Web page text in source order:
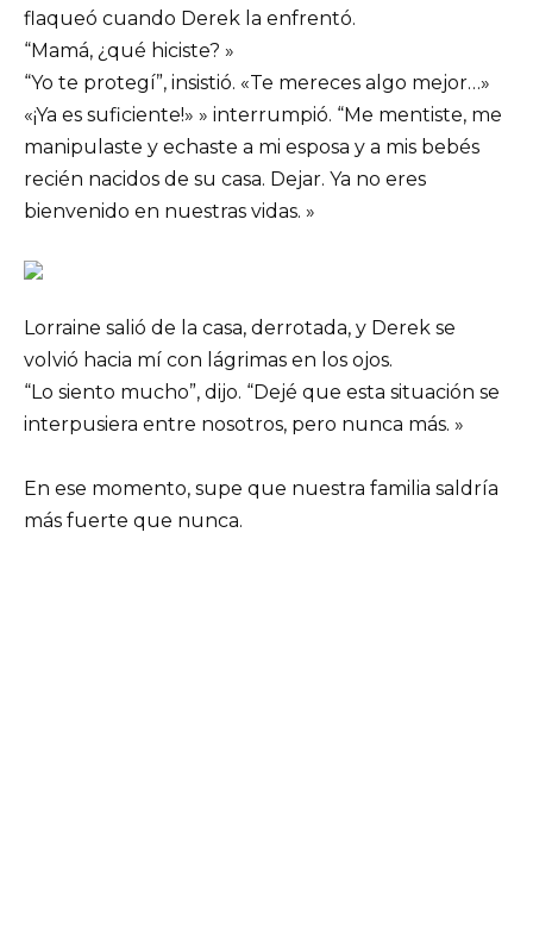
flaqueó cuando Derek la enfrentó.
“Mamá, ¿qué hiciste? »
“Yo te protegí”, insistió. «Te mereces algo mejor…»
«¡Ya es suficiente!» » interrumpió. “Me mentiste, me
manipulaste y echaste a mi esposa y a mis bebés
recién nacidos de su casa. Dejar. Ya no eres
bienvenido en nuestras vidas. »
Lorraine salió de la casa, derrotada, y Derek se
volvió hacia mí con lágrimas en los ojos.
“Lo siento mucho”, dijo. “Dejé que esta situación se
interpusiera entre nosotros, pero nunca más. »
En ese momento, supe que nuestra familia saldría
más fuerte que nunca.